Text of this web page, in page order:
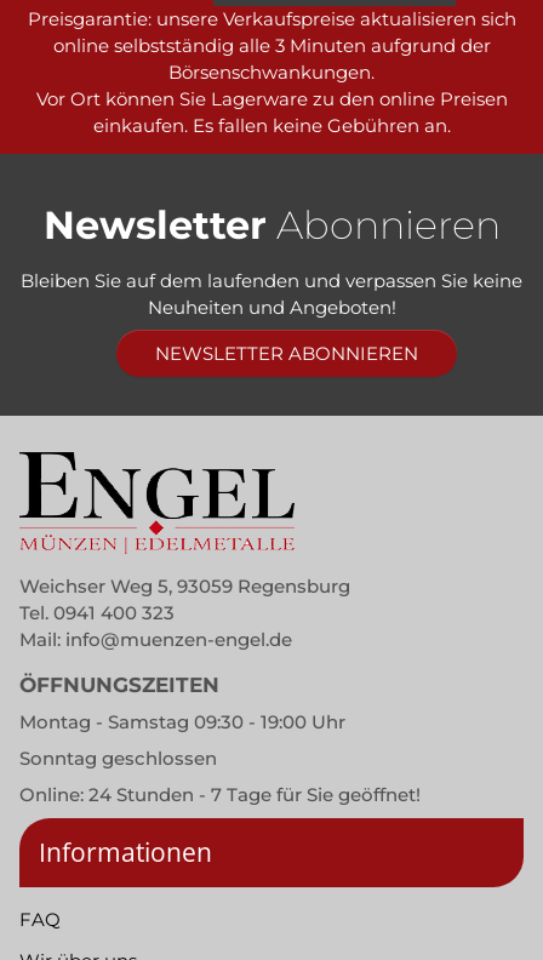
Preisgarantie: unsere Verkaufspreise aktualisieren sich
online selbstständig alle 3 Minuten aufgrund der
Börsenschwankungen.
Vor Ort können Sie Lagerware zu den online Preisen
einkaufen. Es fallen keine Gebühren an.
Newsletter Abonnieren
Bleiben Sie auf dem laufenden und verpassen Sie keine
Neuheiten und Angeboten!
NEWSLETTER ABONNIEREN
Weichser Weg 5, 93059 Regensburg
Tel. 0941 400 323
Mail: info@muenzen-engel.de
ÖFFNUNGSZEITEN
Montag - Samstag 09:30 - 19:00 Uhr
Sonntag geschlossen
Online: 24 Stunden - 7 Tage für Sie geöffnet!
Informationen
FAQ